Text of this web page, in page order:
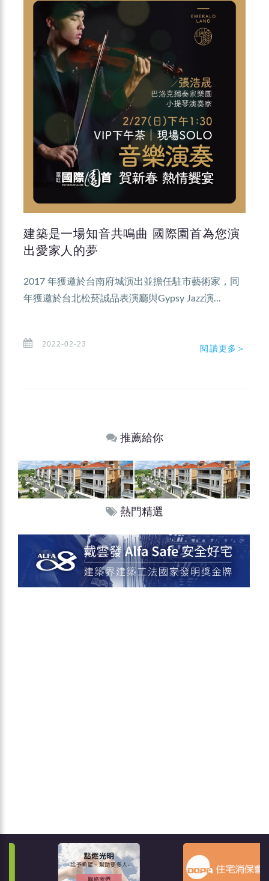
建築是一場知音共鳴曲 國際園首為您演
出愛家人的夢
2017 年獲邀於台南府城演出並擔任駐市藝術家，同
年獲邀於台北松菸誠品表演廳與Gypsy Jazz演...
2022-02-23 閱讀更多＞
推薦給你
熱門精選